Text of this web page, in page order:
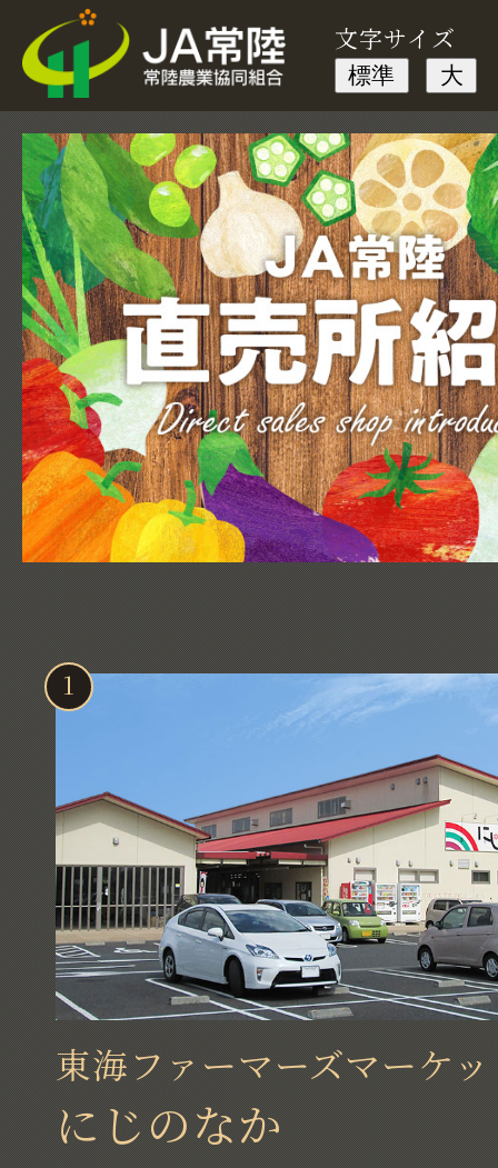
東海ファーマーズマーケ
にじのなか
文字サイズ
標準 大
1